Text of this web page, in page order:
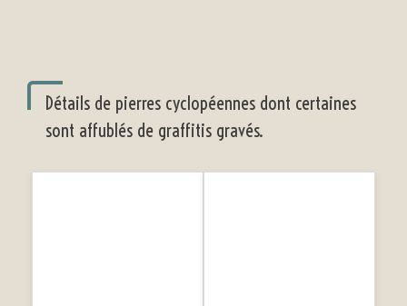
Détails de pierres cyclopéennes dont certaines
sont affublés de graffitis gravés.